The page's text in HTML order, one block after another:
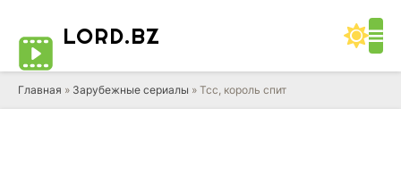
LORD.BZ
Главная » Зарубежные сериалы » Тсс, король спит